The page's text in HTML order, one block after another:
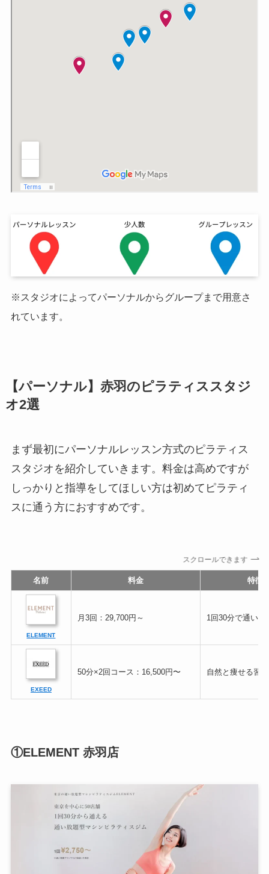
※スタジオによってパーソナルからグループまで用意さ
れています。
【パーソナル】赤羽のピラティススタジ
オ2選
まず最初にパーソナルレッスン方式のピラティス
スタジオを紹介していきます。料金は高めですが
しっかりと指導をしてほしい方は初めてピラティ
スに通う方におすすめです。
スクロールできます
名前 料金 特徴
ELEMENT
月3回：29,700円～ 1回30分で通い放
EXEED
50分×2回コース：16,500円〜 自然と痩せる習
①ELEMENT 赤羽店